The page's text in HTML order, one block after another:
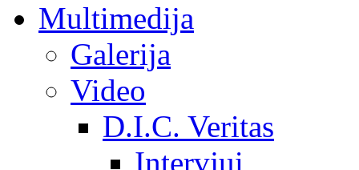
Multimedija
Galerija
Video
D.I.C. Veritas
Intervjui